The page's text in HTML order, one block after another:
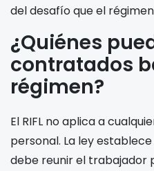
del desafío que el
¿Quiénes
contratados
régimen?
El RIFL no aplica a
personal. La ley
debe reunir el trabajador